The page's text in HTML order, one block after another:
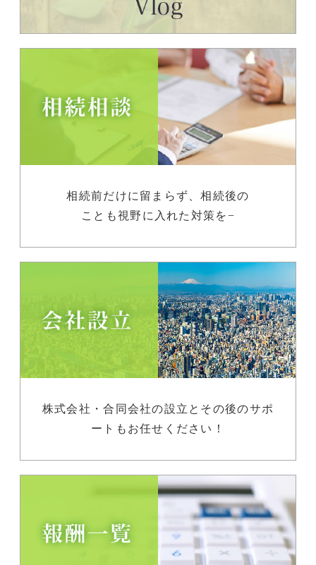
相続前だけに留まらず、相続後の
ことも視野に入れた対策を−
株式会社・合同会社の設立とその後のサポ
ートもお任せください！